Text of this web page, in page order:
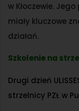
w Kłoczewie.
miały kluczowe
działań.
Szkolenie na
Drugi dzień
strzelnicy PZŁ w